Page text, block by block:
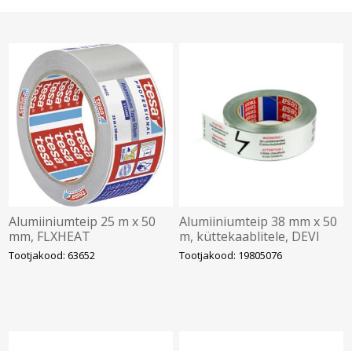
Alumiiniumteip 25 m x 50
mm, FLXHEAT
Tootjakood: 63652
Alumiiniumteip 38 mm x 50
m, küttekaablitele, DEVI
Tootjakood: 19805076